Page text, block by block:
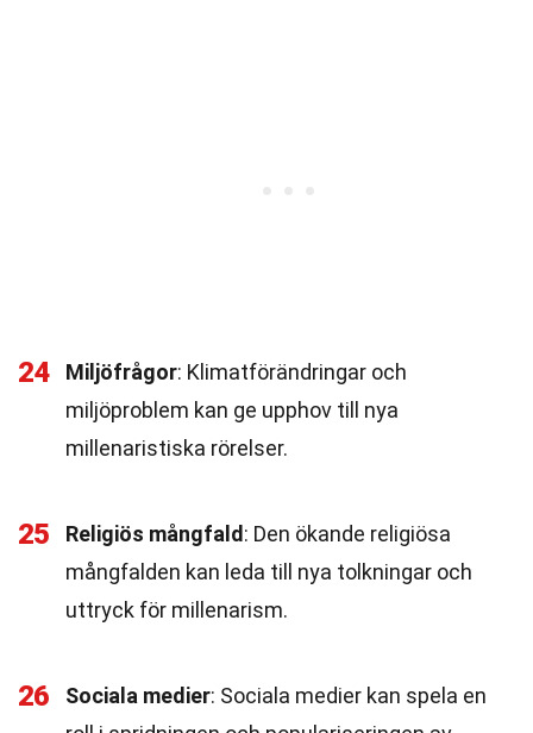
24 Miljöfrågor: Klimatförändringar och
miljöproblem kan ge upphov till nya
millenaristiska rörelser.
25 Religiös mångfald : Den ökande religiösa
mångfalden kan leda till nya tolkningar och
uttryck för millenarism.
26 Sociala medier: Sociala medier kan spela en